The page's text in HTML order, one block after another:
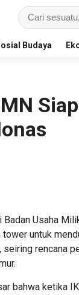
Budaya
Usaha
untuk
rencana
bahwa ketika